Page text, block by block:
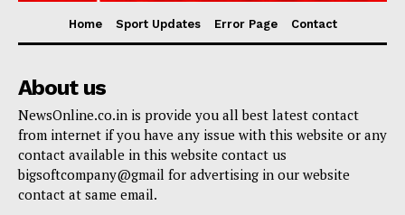
Home Sport Updates Error Page Contact
About us
NewsOnline.co.in is provide you all best latest contact
from internet if you have any issue with this website or any
contact available in this website contact us
bigsoftcompany@gmail for advertising in our website
contact at same email.